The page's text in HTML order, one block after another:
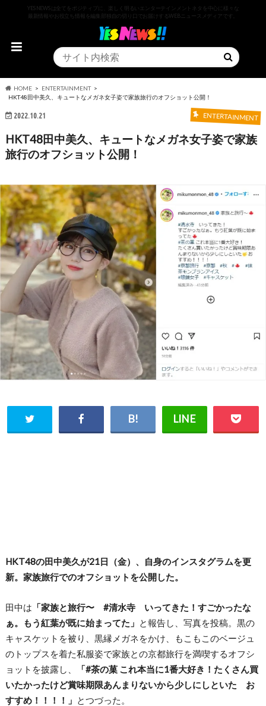
YESNEWSは全てをポジティブに、楽しく明るいエンターテインメントネタを中心に様々な
最新情報やお役立ち情報を編集部独自の切り口でお届けするWEBニュースメディアです。
HOME
ENTERTAINMENT
HKT48田中美久、キュートなメガネ女子姿で家族旅行のオフショット公開！
2022.10.21 ENTERTAINMENT
HKT48田中美久、キュートなメガネ女子姿で家族
旅行のオフショット公開！
HKT48の田中美久が21日（金）、自身のインスタグラムを更
新。家族旅行でのオフショットを公開した。
田中は 「家族と旅行〜 #清水寺 いってきた！すごかったな
ぁ。もう紅葉が既に始まってた」 と報告し、写真を投稿。黒の
キャスケットを被り、黒縁メガネをかけ、もこもこのベージュ
のトップスを着た私服姿で家族との京都旅行を満喫するオフシ
ョットを披露し、
「#茶の菓 これ本当に1番大好き！たくさん買
いたかったけど賞味期限あんまりないから少しにしといた お
すすめ！！！！」 とつづった。